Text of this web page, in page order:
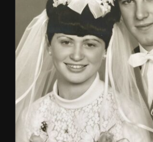
Hofübernahme 1970
Our Story